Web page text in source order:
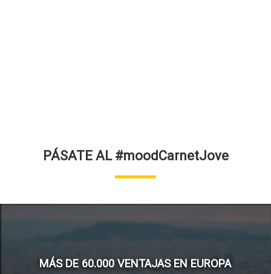
PÁSATE AL #moodCarnetJove
MÁS DE 60.000 VENTAJAS EN EUROPA